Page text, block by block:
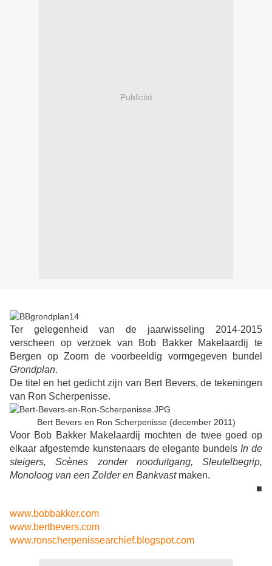
Publicité
Ter gelegenheid van de jaarwisseling 2014-2015
verscheen op verzoek van Bob Bakker Makelaardij te
Bergen op Zoom de voorbeeldig vormgegeven bundel
Grondplan.
De titel en het gedicht zijn van Bert Bevers, de tekeningen
van Ron Scherpenisse.
Bert Bevers en Ron Scherpenisse (december 2011)
Voor Bob Bakker Makelaardij mochten de twee goed op
elkaar afgestemde kunstenaars de elegante bundels In de
steigers, Scènes zonder nooduitgang, Sleutelbegrip,
Monoloog van een Zolder en Bankvastmaken.
■
www.bobbakker.com
www.bertbevers.com
www.ronscherpenissearchief.blogspot.com